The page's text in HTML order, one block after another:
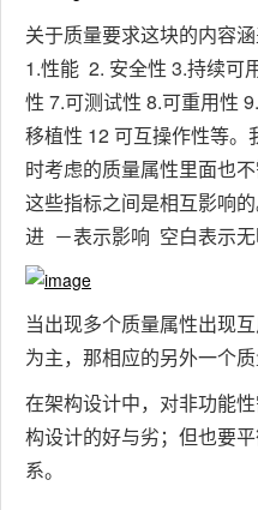
关于质量要求这块的内容
1.性能 2. 安全性 3.持续可
性 7.可测试性 8.可重用性
移植性 12 可互操作性等
时考虑的质量属性里面也
这些指标之间是相互影响
进 －表示影响 空白表示无
当出现多个质量属性出现
为主，那相应的另外一个质
在架构设计中，对非功能
构设计的好与劣；但也要
系。